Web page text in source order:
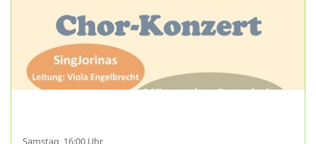
Samstag, 16:00 Uhr